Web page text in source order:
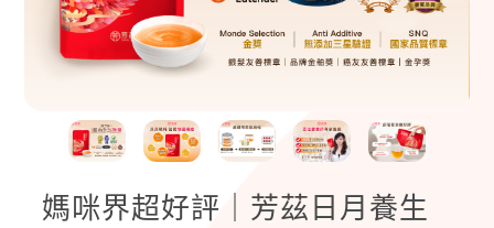
媽咪界超好評｜芳茲日月養生